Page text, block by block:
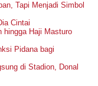
Tapi Menjadi Simbol
Cintai
hingga Haji Masturo
Pidana bagi
di Stadion, Donal